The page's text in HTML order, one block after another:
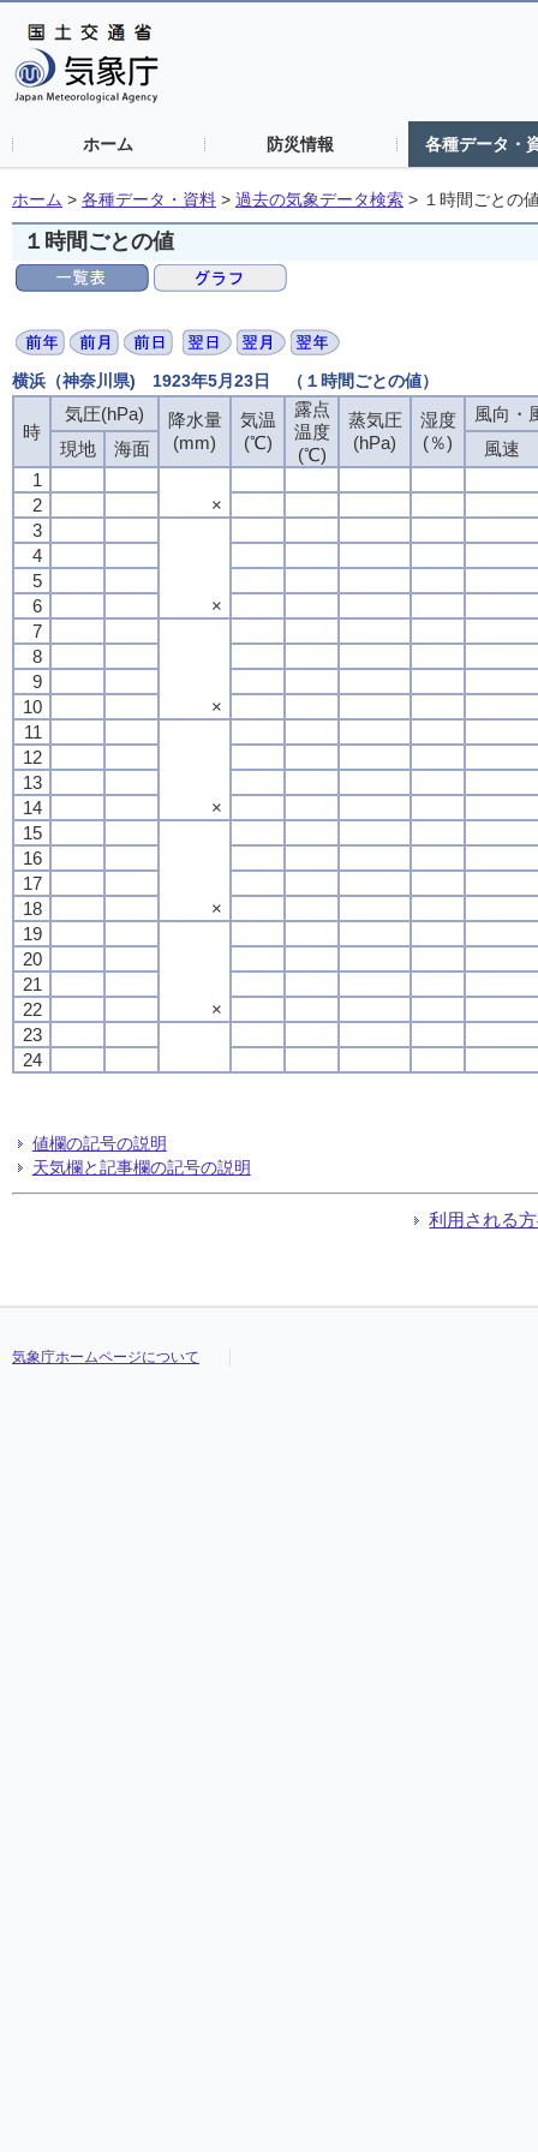
ホーム 防災情報 各種データ・
ホーム > 各種データ・資料 > 過去の気象データ検索 > １時間ごとの
１時間ごとの値
横浜（神奈川県) 1923年5月23日 （１時間ごとの値）
時
気圧(hPa)
降水量
(mm)
気温
(℃)
露点
温度
(℃)
蒸気圧
(hPa)
湿度
(％)
風向・
現地
海面
風速
1
×
2
3
×
4
5
6
7
×
8
9
10
11
×
12
13
14
15
×
16
17
18
19
×
20
21
22
23
24
値欄の記号の説明
天気欄と記事欄の記号の説明
利用される
気象庁ホームページについて